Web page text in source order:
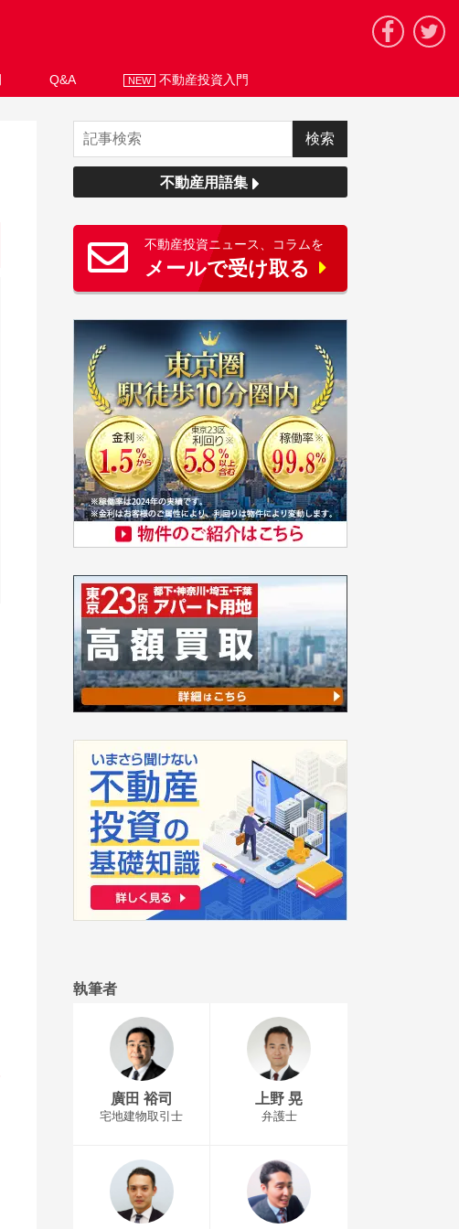
Q&A NEW 不動産投資入門
不動産用語集
不動産投資ニュース、コラムを
メールで受け取る
執筆者
廣田 裕司
宅地建物取引士
上野 晃
弁護士